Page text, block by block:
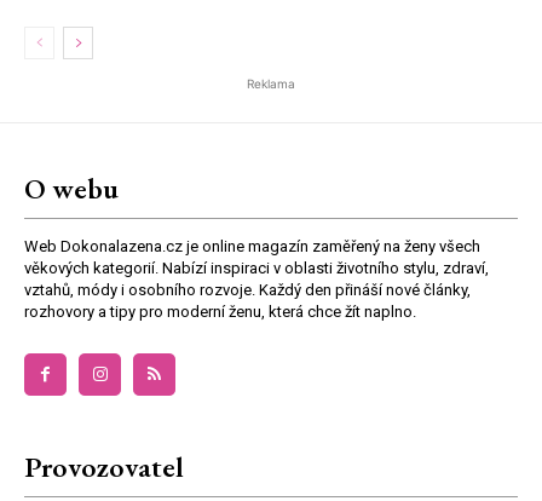
Reklama
O webu
Web Dokonalazena.cz je online magazín zaměřený na ženy všech
věkových kategorií. Nabízí inspiraci v oblasti životního stylu, zdraví,
vztahů, módy i osobního rozvoje. Každý den přináší nové články,
rozhovory a tipy pro moderní ženu, která chce žít naplno.
Provozovatel